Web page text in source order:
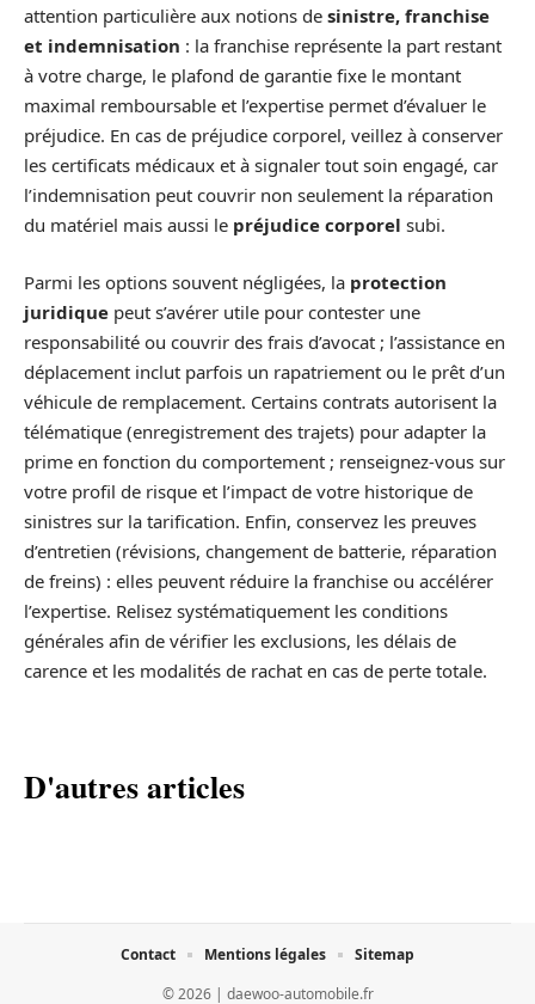
attention particulière aux notions de sinistre, franchise
et indemnisation : la franchise représente la part restant
à votre charge, le plafond de garantie fixe le montant
maximal remboursable et l’expertise permet d’évaluer le
préjudice. En cas de préjudice corporel, veillez à conserver
les certificats médicaux et à signaler tout soin engagé, car
l’indemnisation peut couvrir non seulement la réparation
du matériel mais aussi le préjudice corporel subi.
Parmi les options souvent négligées, la protection
juridique peut s’avérer utile pour contester une
responsabilité ou couvrir des frais d’avocat ; l’assistance en
déplacement inclut parfois un rapatriement ou le prêt d’un
véhicule de remplacement. Certains contrats autorisent la
télématique (enregistrement des trajets) pour adapter la
prime en fonction du comportement ; renseignez-vous sur
votre profil de risque et l’impact de votre historique de
sinistres sur la tarification. Enfin, conservez les preuves
d’entretien (révisions, changement de batterie, réparation
de freins) : elles peuvent réduire la franchise ou accélérer
l’expertise. Relisez systématiquement les conditions
générales afin de vérifier les exclusions, les délais de
carence et les modalités de rachat en cas de perte totale.
D'autres articles
© 2026 | daewoo-automobile.fr
Contact Mentions légales Sitemap